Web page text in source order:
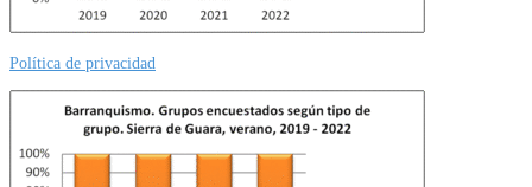
Política de privacidad